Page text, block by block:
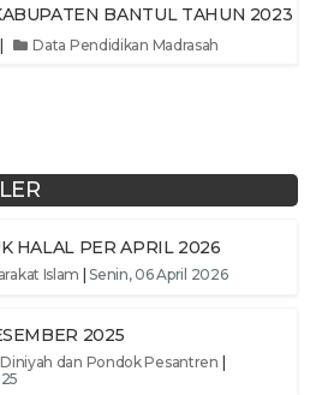
BANTUL TAHUN 2023
| Data Pendidikan Madrasah
HALAL PER APRIL 2026
Islam |Senin, 06 April 2026
2025
dan Pondok Pesantren |